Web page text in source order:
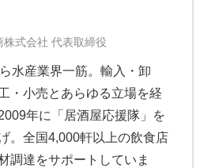
株式会社 代表取締役
水産業界一筋。輸入・卸
・小売とあらゆる立場を経
年に「居酒屋応援隊」を
。全国4,000軒以上の飲食店
調達をサポートしていま